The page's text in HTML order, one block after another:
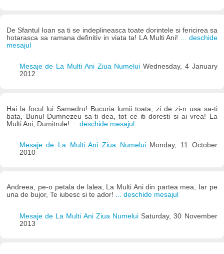
De Sfantul Ioan sa ti se indeplineasca toate dorintele si fericirea sa
hotarasca sa ramana definitiv in viata ta! LA Multi Ani!
... deschide
mesajul
Mesaje de La Multi Ani Ziua NumeluiWednesday, 4 January
2012
Hai la focul lui Samedru! Bucuria lumii toata, zi de zi-n usa sa-ti
bata, Bunul Dumnezeu sa-ti dea, tot ce iti doresti si ai vrea! La
Multi Ani, Dumitrule!
... deschide mesajul
Mesaje de La Multi Ani Ziua Numelui Monday, 11 October
2010
Andreea, pe-o petala de lalea, La Multi Ani din partea mea, Iar pe
una de bujor, Te iubesc si te ador! ... deschide mesajul
Mesaje de La Multi Ani Ziua Numelui Saturday, 30 November
2013